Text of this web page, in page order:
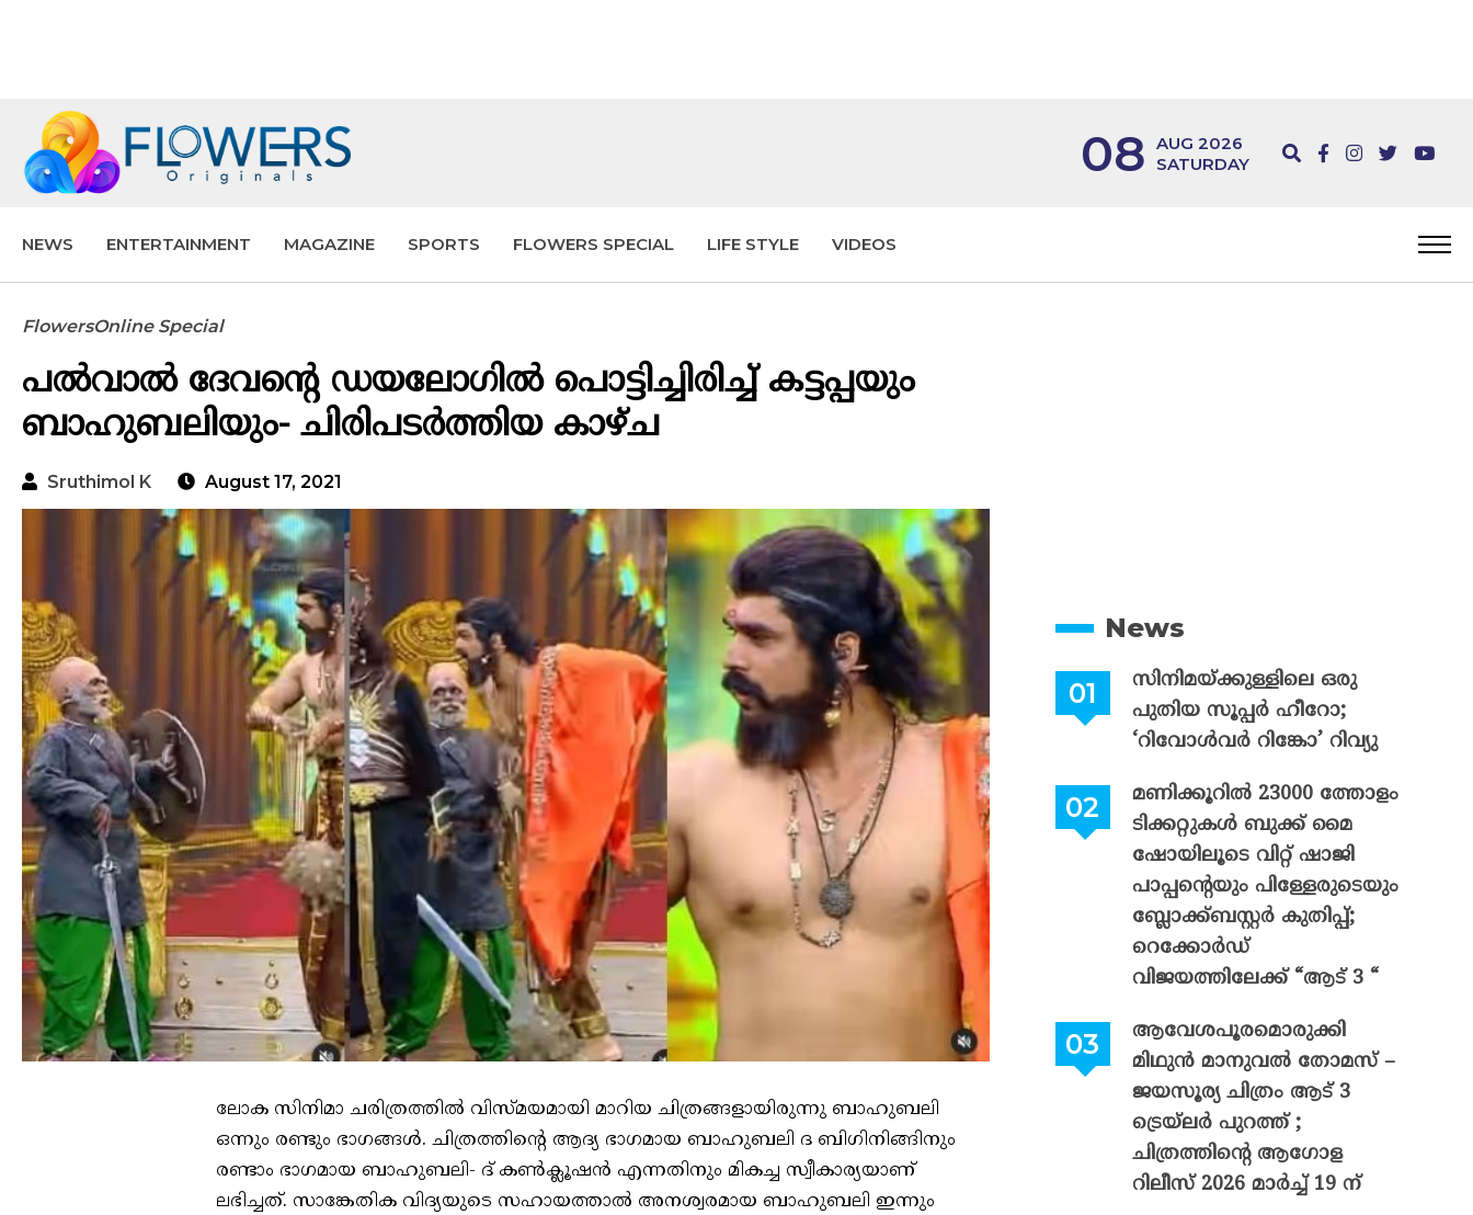
08 AUG 2026
SATURDAY
NEWS ENTERTAINMENT MAGAZINE SPORTS FLOWERS SPECIAL LIFE STYLE VIDEOS
FlowersOnline Special
പൽവാൽ ദേവന്റെ ഡയലോഗിൽ പൊട്ടിച്ചിരിച്ച് കട്ടപ്പയും
ബാഹുബലിയും- ചിരിപടർത്തിയ കാഴ്ച
Sruthimol K August 17, 2021
ലോക സിനിമാ ചരിത്രത്തിൽ വിസ്മയമായി മാറിയ ചിത്രങ്ങളായിരുന്നു ബാഹുബലി
ഒന്നും രണ്ടും ഭാഗങ്ങൾ. ചിത്രത്തിന്റെ ആദ്യ ഭാഗമായ ബാഹുബലി ദ ബിഗിനിങ്ങിനും
രണ്ടാം ഭാഗമായ ബാഹുബലി- ദ് കണ്‍ക്ലൂഷന്‍ എന്നതിനും മികച്ച സ്വീകാര്യയാണ്
ലഭിച്ചത്. സാങ്കേതിക വിദ്യയുടെ സഹായത്താല്‍ അനശ്വരമായ ബാഹുബലി ഇന്നും
News
സിനിമയ്ക്കുള്ളിലെ ഒരു
പുതിയ സൂപ്പർ ഹീറോ;
‘റിവോൾവർ റിങ്കോ’ റിവ്യു
മണിക്കൂറിൽ 23000 ത്തോളം
ടിക്കറ്റുകൾ ബുക്ക് മൈ
ഷോയിലൂടെ വിറ്റ് ഷാജി
പാപ്പന്റെയും പിള്ളേരുടെയും
ബ്ലോക്ക്ബസ്റ്റർ കുതിപ്പ്;
റെക്കോർഡ്
വിജയത്തിലേക്ക് “ആട് 3 “
ആവേശപൂരമൊരുക്കി
മിഥുൻ മാനുവൽ തോമസ് –
ജയസൂര്യ ചിത്രം ആട് 3
ട്രെയ്‌ലർ പുറത്ത് ;
ചിത്രത്തിന്റെ ആഗോള
റിലീസ് 2026 മാർച്ച് 19 ന്